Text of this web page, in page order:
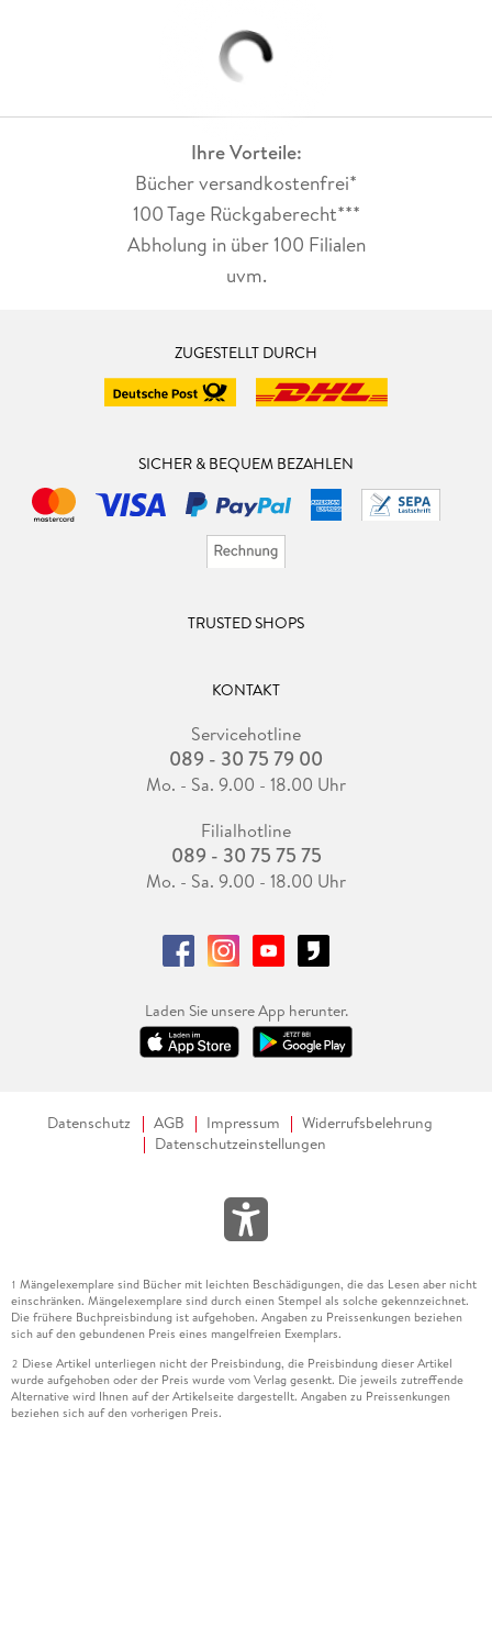
Ihre Vorteile:
Bücher versandkostenfrei*
100 Tage Rückgaberecht***
Abholung in über 100 Filialen
uvm.
ZUGESTELLT DURCH
SICHER & BEQUEM BEZAHLEN
TRUSTED SHOPS
KONTAKT
Servicehotline
089 - 30 75 79 00
Mo. - Sa. 9.00 - 18.00 Uhr
Filialhotline
089 - 30 75 75 75
Mo. - Sa. 9.00 - 18.00 Uhr
Laden Sie unsere App herunter.
Datenschutz AGB Impressum
Widerrufsbelehrung
Datenschutzeinstellungen
1 Mängelexemplare sind Bücher mit leichten Beschädigungen, die das Lesen aber nicht
einschränken. Mängelexemplare sind durch einen Stempel als solche gekennzeichnet.
Die frühere Buchpreisbindung ist aufgehoben. Angaben zu Preissenkungen beziehen
sich auf den gebundenen Preis eines mangelfreien Exemplars.
2 Diese Artikel unterliegen nicht der Preisbindung, die Preisbindung dieser Artikel
wurde aufgehoben oder der Preis wurde vom Verlag gesenkt. Die jeweils zutreffende
Alternative wird Ihnen auf der Artikelseite dargestellt. Angaben zu Preissenkungen
beziehen sich auf den vorherigen Preis.